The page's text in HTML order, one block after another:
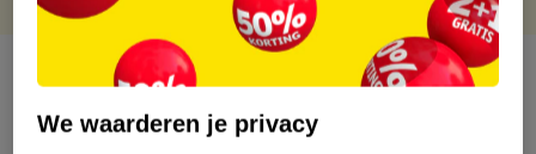
Over dit product
Productinformatie
We waarderen je privacy